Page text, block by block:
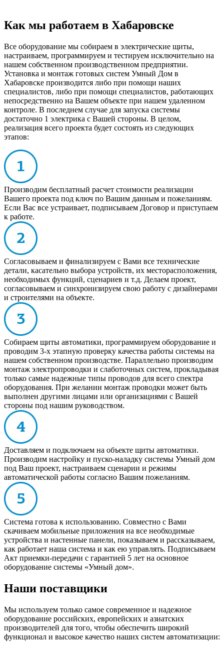
Как мы работаем в Хабаровске
Все оборудование мы собираем в электрические щиты,
настраиваем, программируем и тестируем исключительно на
нашем собственном производственном предприятии.
Установка и монтаж готовых систем Умный Дом в
Хабаровске производится либо при помощи наших
специалистов, либо при помощи специалистов, работающих
непосредственно на Вашем объекте при нашем удаленном
контроле. В последнем случае для запуска системы
достаточно 1 электрика с Вашей стороны. В целом,
реализация всего проекта будет состоять из следующих
этапов:
Производим бесплатный расчет стоимости реализации
Вашего проекта под ключ по Вашим данным и пожеланиям.
Если Вас все устраивает, подписываем Договор и приступаем
к работе.
Согласовываем и финализируем с Вами все технические
детали, касательно выбора устройств, их месторасположения,
необходимых функций, сценариев и т.д. Делаем проект,
согласовываем и синхронизируем свою работу с дизайнерами
и строителями на объекте.
Собираем щиты автоматики, программируем оборудование и
проводим 3-х этапную проверку качества работы системы на
нашем собственном производстве. Параллельно производим
монтаж электропроводки и слаботочных систем, прокладывая
только самые надежные типы проводов для всего спектра
оборудования. При желании монтаж проводки может быть
выполнен другими лицами или организациями с Вашей
стороны под нашим руководством.
Доставляем и подключаем на объекте щиты автоматики.
Производим настройку и пуско-наладку системы Умный дом
под Ваш проект, настраиваем сценарии и режимы
автоматической работы согласно Вашим пожеланиям.
Система готова к использованию. Совместно с Вами
скачиваем мобильные приложения на все необходимые
устройства и настенные панели, показываем и рассказываем,
как работает наша система и как ею управлять. Подписываем
Акт приемки-передачи с гарантией 5 лет на основное
оборудование системы «Умный дом».
Наши поставщики
Мы используем только самое современное и надежное
оборудование российских, европейских и азиатских
производителей для того, чтобы обеспечить широкий
функционал и высокое качество наших систем автоматизации: